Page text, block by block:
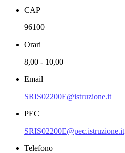
CAP
96100
Orari
8,00 - 10,00
Email
SRIS02200E@istruzione.it
PEC
SRIS02200E@pec.istruzione.it
Telefono